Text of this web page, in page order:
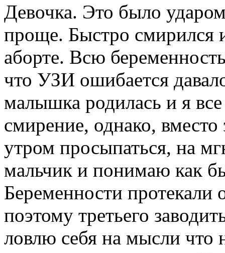
Девочка. Это было
проще. Быстро смирился
аборте. Всю
что УЗИ ошибается
малышка родилась и я
смирение, однако,
утром просыпаться, на
мальчик и понимаю как
Беременности
поэтому третьего
ловлю себя на мысли